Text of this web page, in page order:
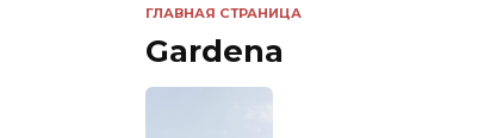
ГЛАВНАЯ СТРАНИЦА
Gardena